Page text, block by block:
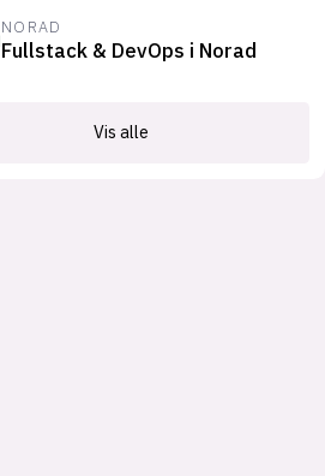
NORAD
Fullstack & DevOps i Norad
Vis alle